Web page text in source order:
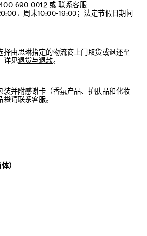
690 0012 或 联系客服
，周末10:00-19:00；法定节假日期间
择由思琳指定的物流商上门取货或退还至
详见退货与退款。
装并附感谢卡（香氛产品、护肤品和化妆
请联系客服。
）